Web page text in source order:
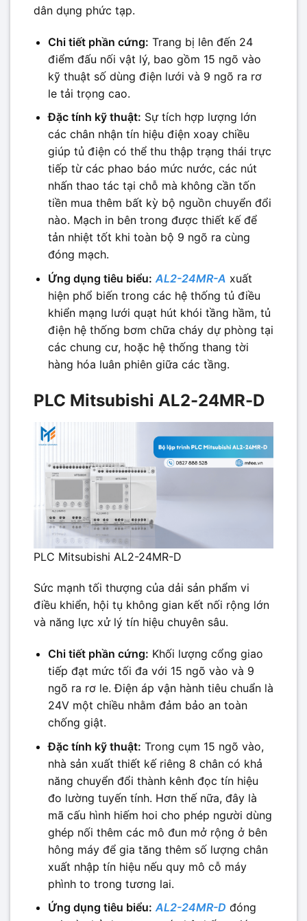
dân dụng phức tạp.
Chi tiết phần cứng: Trang bị lên đến 24
điểm đấu nối vật lý, bao gồm 15 ngõ vào
kỹ thuật số dùng điện lưới và 9 ngõ ra rơ
le tải trọng cao.
Đặc tính kỹ thuật: Sự tích hợp lượng lớn
các chân nhận tín hiệu điện xoay chiều
giúp tủ điện có thể thu thập trạng thái trực
tiếp từ các phao báo mức nước, các nút
nhấn thao tác tại chỗ mà không cần tốn
tiền mua thêm bất kỳ bộ nguồn chuyển đổi
nào. Mạch in bên trong được thiết kế để
tản nhiệt tốt khi toàn bộ 9 ngõ ra cùng
đóng mạch.
Ứng dụng tiêu biểu: AL2-24MR-A xuất
hiện phổ biến trong các hệ thống tủ điều
khiển mạng lưới quạt hút khói tầng hầm, tủ
điện hệ thống bơm chữa cháy dự phòng tại
các chung cư, hoặc hệ thống thang tời
hàng hóa luân phiên giữa các tầng.
PLC Mitsubishi AL2-24MR-D
PLC Mitsubishi AL2-24MR-D
Sức mạnh tối thượng của dải sản phẩm vi
điều khiển, hội tụ không gian kết nối rộng lớn
và năng lực xử lý tín hiệu chuyên sâu.
Chi tiết phần cứng: Khối lượng cổng giao
tiếp đạt mức tối đa với 15 ngõ vào và 9
ngõ ra rơ le. Điện áp vận hành tiêu chuẩn là
24V một chiều nhằm đảm bảo an toàn
chống giật.
Đặc tính kỹ thuật: Trong cụm 15 ngõ vào,
nhà sản xuất thiết kế riêng 8 chân có khả
năng chuyển đổi thành kênh đọc tín hiệu
đo lường tuyến tính. Hơn thế nữa, đây là
mã cấu hình hiếm hoi cho phép người dùng
ghép nối thêm các mô đun mở rộng ở bên
hông máy để gia tăng thêm số lượng chân
xuất nhập tín hiệu nếu quy mô cỗ máy
phình to trong tương lai.
Ứng dụng tiêu biểu: AL2-24MR-D đóng